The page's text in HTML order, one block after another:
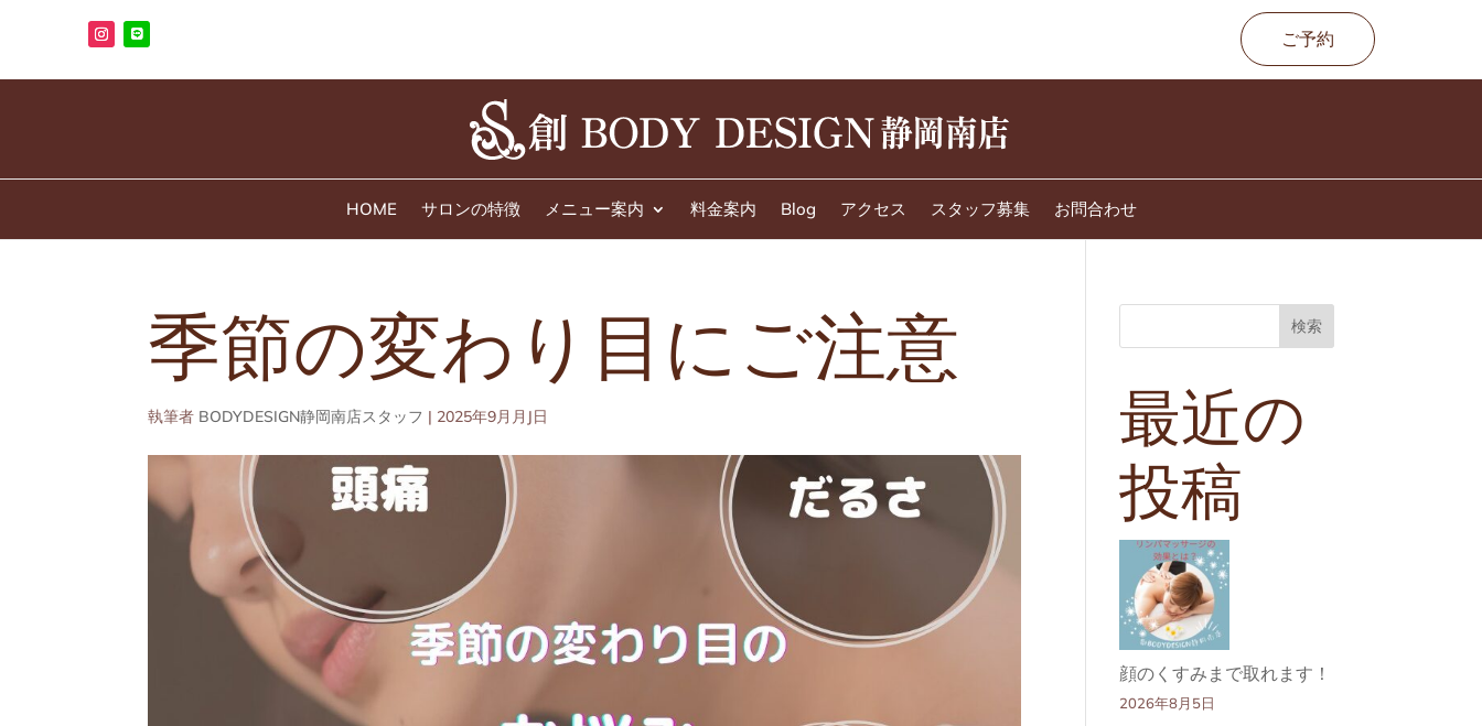
ご予約
HOME サロンの特徴 メニュー案内 料金案内 Blog アクセス スタッフ募集 お問合わせ
季節の変わり目にご注意
執筆者 BODYDESIGN静岡南店スタッフ | 2025年9月月J日
検索
最近の
投稿
顔のくすみまで取れます！
2026年8月5日